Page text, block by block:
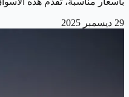
29 ديسمبر 2025